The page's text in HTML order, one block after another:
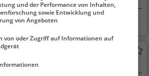
Rheinbach
Tomburg
Burg in Rheinbach
und der Performance von Inhalten,
sowie Entwicklung und
von Angeboten
von oder Zugriff auf Informationen auf